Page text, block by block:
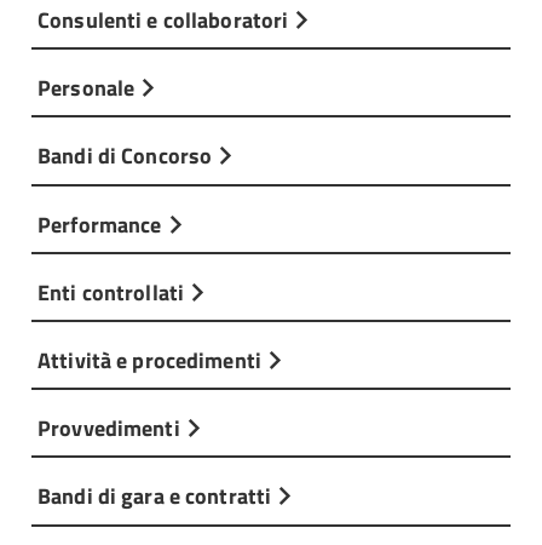
Consulenti e collaboratori
Personale
Bandi di Concorso
Performance
Enti controllati
Attività e procedimenti
Provvedimenti
Bandi di gara e contratti